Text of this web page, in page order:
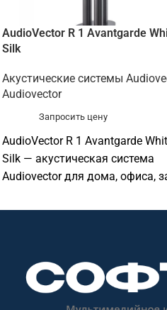
AudioVector R 1 Avantgarde
Silk
Акустические системы
Audiovector
Запросить цену
AudioVector R 1 Avantgarde
Silk — акустическая система
Audiovector для дома, офиса,
магазина или
оборудование и подготовить